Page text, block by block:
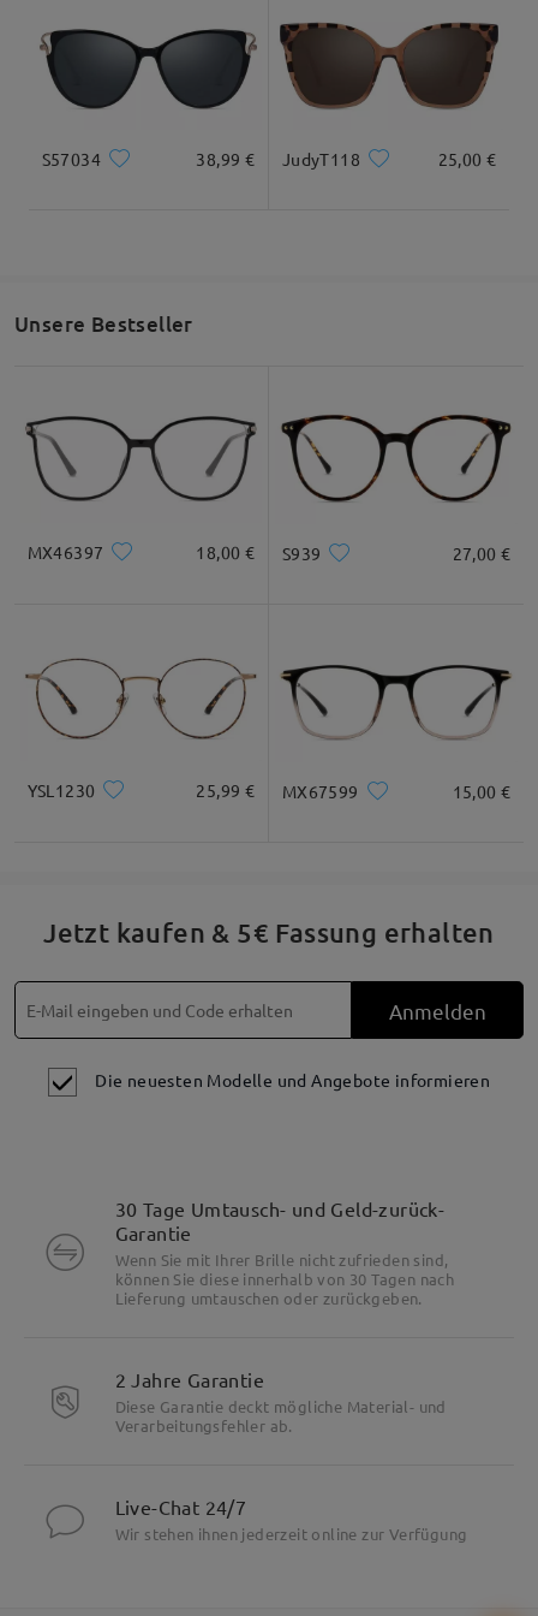
Alle Bewertungen
anzeigen
Bewertung schreiben
S57034 38,99 € JudyT118 25,00 €
Unsere Bestseller
MX46397 18,00 € S939 27,00 €
YSL1230 25,99 € MX67599 15,00 €
Jetzt kaufen & 5€ Fassung erhalten
Anmelden
Die neuesten Modelle und Angebote informieren
30 Tage Umtausch- und Geld-zurück-
Garantie
Wenn Sie mit Ihrer Brille nicht zufrieden sind,
können Sie diese innerhalb von 30 Tagen nach
Lieferung umtauschen oder zurückgeben.
2 Jahre Garantie
Diese Garantie deckt mögliche Material- und
Verarbeitungsfehler ab.
Live-Chat 24/7
Wir stehen ihnen jederzeit online zur Verfügung